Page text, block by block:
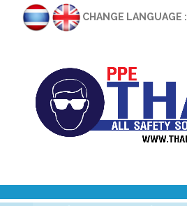
CHANGE LANGUAGE :